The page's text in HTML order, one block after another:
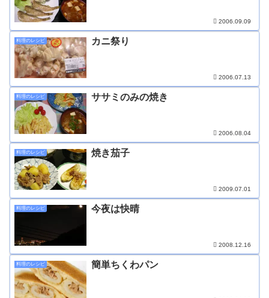
2006.09.09
料理のレシピ カニ祭り
2006.07.13
料理のレシピ ササミのみの焼き
2006.08.04
料理のレシピ 焼き茄子
2009.07.01
料理のレシピ 今夜は快晴
2008.12.16
料理のレシピ 簡単ちくわパン